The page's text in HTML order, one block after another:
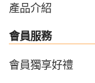
產品介紹
會員服務
會員獨享好禮